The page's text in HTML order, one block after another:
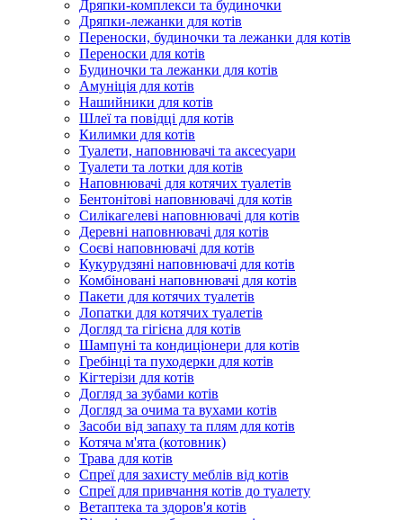
Дряпки-комплекси та будиночки
Дряпки-лежанки для котів
Переноски, будиночки та лежанки для котів
Переноски для котів
Будиночки та лежанки для котів
Амуніція для котів
Нашийники для котів
Шлеї та повідці для котів
Килимки для котів
Туалети, наповнювачі та аксесуари
Туалети та лотки для котів
Наповнювачі для котячих туалетів
Бентонітові наповнювачі для котів
Силікагелеві наповнювачі для котів
Деревні наповнювачі для котів
Соєві наповнювачі для котів
Кукурудзяні наповнювачі для котів
Комбіновані наповнювачі для котів
Пакети для котячих туалетів
Лопатки для котячих туалетів
Догляд та гігієна для котів
Шампуні та кондиціонери для котів
Гребінці та пуходерки для котів
Кігтерізи для котів
Догляд за зубами котів
Догляд за очима та вухами котів
Засоби від запаху та плям для котів
Котяча м'ята (котовник)
Трава для котів
Спреї для захисту меблів від котів
Спреї для привчання котів до туалету
Ветаптека та здоров'я котів